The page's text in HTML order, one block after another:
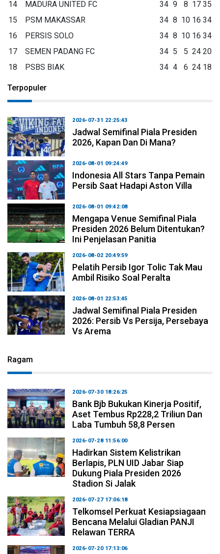
14
MADURA UNITED FC 34 9 8 17 35
15
PSM MAKASSAR 34 8 10 16 34
16
PERSIS SOLO 34 8 10 16 34
17
SEMEN PADANG FC 34 5 5 24 20
18
PSBS BIAK 34 4 6 24 18
Terpopuler
2026-07-31 22:25:43
Jadwal Semifinal Piala Presiden
2026, Kapan Dan Di Mana?
2026-08-01 09:24:49
Indonesia All Stars Tanpa Pemain
Persib Saat Hadapi Aston Villa
2026-08-01 09:42:08
Mengapa Venue Semifinal Piala
Presiden 2026 Belum Ditentukan?
Ini Penjelasan Panitia
2026-08-02 20:49:59
Pelatih Persib Igor Tolic Tak Mau
Ambil Risiko Soal Peralta
2026-08-01 22:53:45
Jadwal Semifinal Piala Presiden
2026: Persib Vs Persija, Persebaya
Vs Arema
Ragam
2026-07-30 18:26:25
Bank Bjb Bukukan Kinerja Positif,
Aset Tembus Rp228,2 Triliun Dan
Laba Tumbuh 58,8 Persen
2026-07-28 11:56:00
Hadirkan Sistem Kelistrikan
Berlapis, PLN UID Jabar Siap
Dukung Piala Presiden 2026
Stadion Si Jalak
2026-07-27 17:06:18
Telkomsel Perkuat Kesiapsiagaan
Bencana Melalui Gladian PANJI
Relawan TERRA
2026-07-20 17:13:06